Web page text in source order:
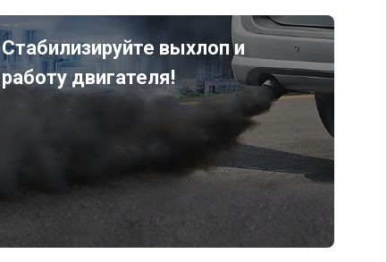
Стабилизируйте выхлоп и
работу двигателя!